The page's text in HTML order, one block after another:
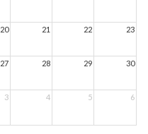
20 21 22 23
27 28 29 30
3 4 5 6